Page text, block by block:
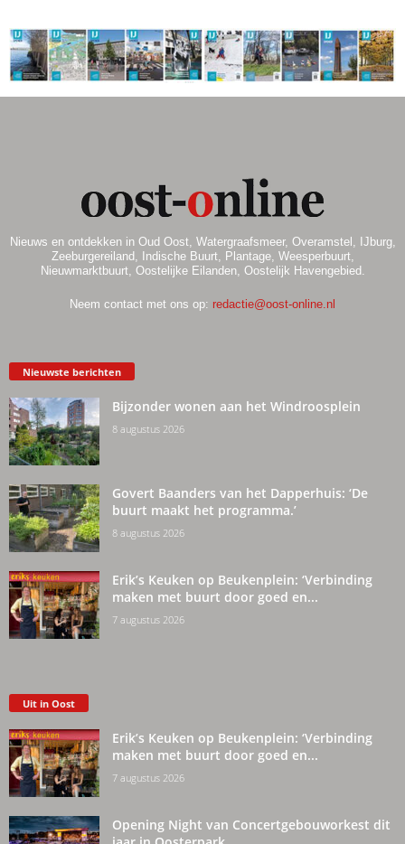
Nieuws en ontdekken in Oud Oost, Watergraafsmeer, Overamstel, IJburg,
Zeeburgereiland, Indische Buurt, Plantage, Weesperbuurt,
Nieuwmarktbuurt, Oostelijke Eilanden, Oostelijk Havengebied.
Neem contact met ons op: redactie@oost-online.nl
Nieuwste berichten
Bijzonder wonen aan het Windroosplein
8 augustus 2026
Govert Baanders van het Dapperhuis: ‘De
buurt maakt het programma.’
8 augustus 2026
Erik’s Keuken op Beukenplein: ‘Verbinding
maken met buurt door goed en...
7 augustus 2026
Uit in Oost
Erik’s Keuken op Beukenplein: ‘Verbinding
maken met buurt door goed en...
7 augustus 2026
Opening Night van Concertgebouworkest dit